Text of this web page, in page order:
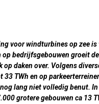
voor windturbines op zee is
op bedrijfsgebouwen groeit
daken over. Volgens
TWh en op
lang niet volledig benut.
grotere gebouwen ca 13